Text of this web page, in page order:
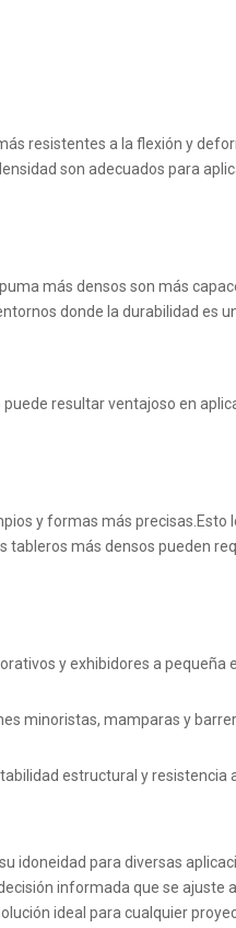
resistentes a la flexión y
son adecuados para
más densos son más
donde la durabilidad es
resultar ventajoso en
y formas más precisas.Esto
tableros más densos pueden
y exhibidores a pequeña
minoristas, mamparas y
estructural y resistencia
idoneidad para diversas
informada que se ajuste
ideal para cualquier